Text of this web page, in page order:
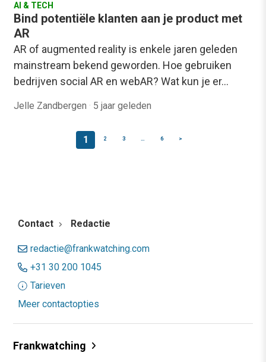
AI & TECH
Bind potentiële klanten aan je product met
AR
AR of augmented reality is enkele jaren geleden
mainstream bekend geworden. Hoe gebruiken
bedrijven social AR en webAR? Wat kun je er…
Jelle Zandbergen · 5 jaar geleden
1 2 3 … 6 >
Contact Redactie
redactie@frankwatching.com
+31 30 200 1045
Tarieven
Meer contactopties
Frankwatching